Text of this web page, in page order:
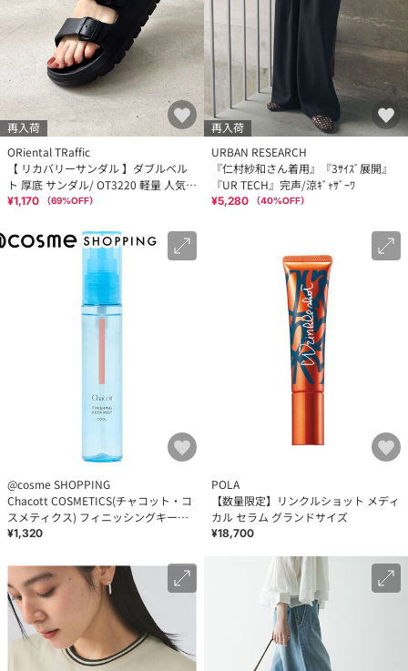
再入荷
ORiental TRaffic
【 リカバリーサンダル 】ダブルベル
ト 厚底 サンダル/ OT3220 軽量 人気
再入荷
¥1,170 （69%OFF）
再入荷
URBAN RESEARCH
『仁村紗和さん着用』『3ｻｲｽﾞ展開』
『UR TECH』完声/涼ｷﾞｬｻﾞｰﾜ
¥5,280 （40%OFF）
@cosme SHOPPING
Chacott COSMETICS(チャコット・コ
スメティクス) フィニッシングキープ
ミスト クール 017 限定品 (50ml)
¥1,320
POLA
【数量限定】リンクルショット メディ
カル セラム グランドサイズ
¥18,700